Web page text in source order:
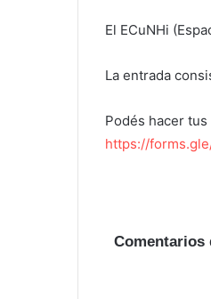
El ECuNHi
La entrada
Podés hacer
https://
Comentarios